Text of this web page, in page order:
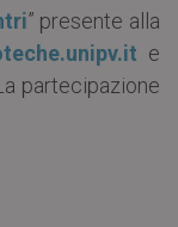
” presente alla
e
partecipazione